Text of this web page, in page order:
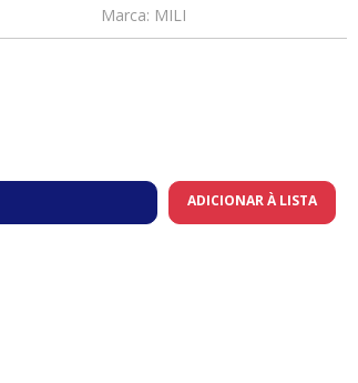
Marca: MILI
ADICIONAR À LISTA